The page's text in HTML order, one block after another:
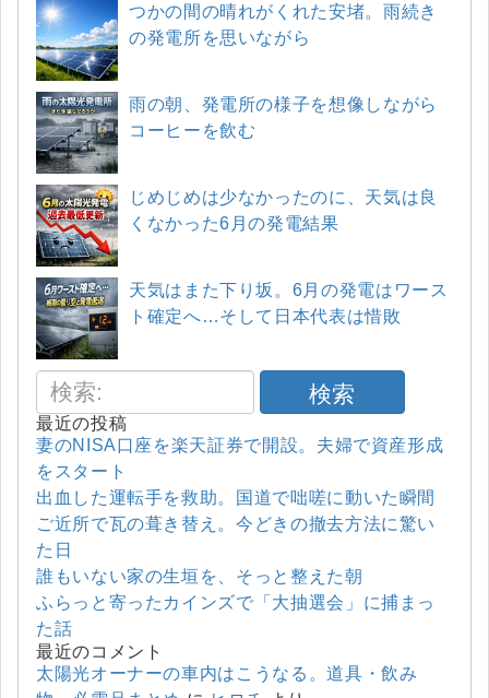
つかの間の晴れがくれた安堵。雨続き
の発電所を思いながら
雨の朝、発電所の様子を想像しながら
コーヒーを飲む
じめじめは少なかったのに、天気は良
くなかった6月の発電結果
天気はまた下り坂。6月の発電はワース
ト確定へ…そして日本代表は惜敗
検索
最近の投稿
妻のNISA口座を楽天証券で開設。夫婦で資産形成
をスタート
出血した運転手を救助。国道で咄嗟に動いた瞬間
ご近所で瓦の葺き替え。今どきの撤去方法に驚い
た日
誰もいない家の生垣を、そっと整えた朝
ふらっと寄ったカインズで「大抽選会」に捕まっ
た話
最近のコメント
太陽光オーナーの車内はこうなる。道具・飲み